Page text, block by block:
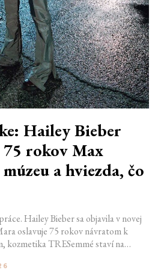
Hailey Bieber
rokov Max
a hviezda, čo
Hailey Bieber sa objavila v novej
oslavuje 75 rokov návratom k
kozmetika TRESemmé staví na